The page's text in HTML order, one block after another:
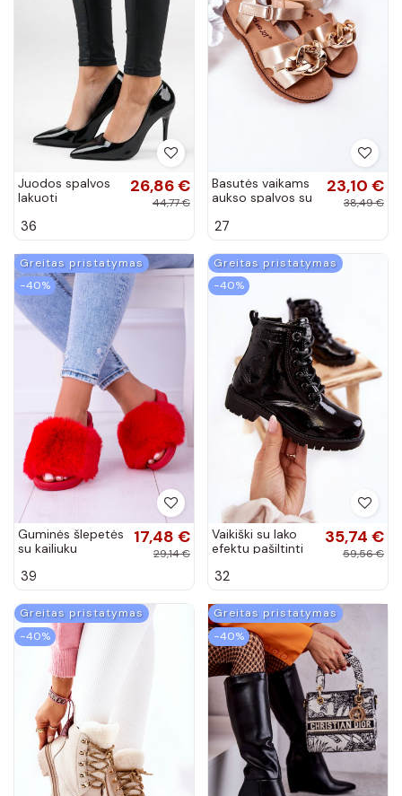
Juodos spalvos
lakuoti
bateliai
26,86 €
44,77 €
36
Basutės vaikams
aukso spalvos su
23,10 €
38,49 €
27
Greitas pristatymas
−40%
Guminės šlepetės
su kailiuku
17,48 €
29,14 €
39
Greitas pristatymas
−40%
Vaikiški su lako
efektu pašiltinti
juodos spalvos
35,74 €
59,56 €
32
Greitas pristatymas
−40%
Greitas pristatymas
−40%